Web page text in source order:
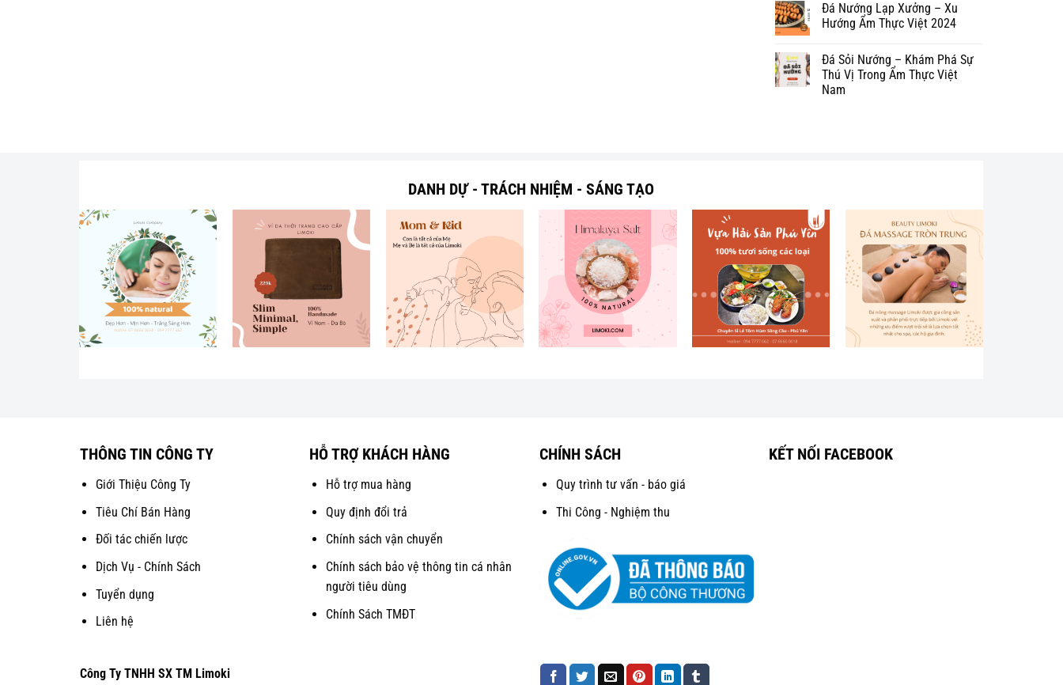
Đá Nướng Lạp Xưởng – Xu
Hướng Ẩm Thực Việt 2024
Đá Sỏi Nướng – Khám Phá Sự
Thú Vị Trong Ẩm Thực Việt
Nam
DANH DỰ - TRÁCH NHIỆM - SÁNG TẠO
THÔNG TIN CÔNG TY
Giới Thiệu Công Ty
Tiêu Chí Bán Hàng
Đối tác chiến lược
Dịch Vụ - Chính Sách
Tuyển dụng
Liên hệ
HỖ TRỢ KHÁCH HÀNG
Hỗ trợ mua hàng
Quy định đổi trả
Chính sách vận chuyển
Chính sách bảo vệ thông tin cá nhân
người tiêu dùng
Chính Sách TMĐT
CHÍNH SÁCH
Quy trình tư vấn - báo giá
Thi Công - Nghiệm thu
KẾT NỐI FACEBOOK
Công Ty TNHH SX TM Limoki